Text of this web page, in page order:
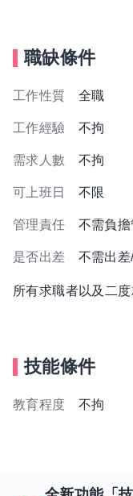
職缺條件
工作性質 全職
工作經驗 不拘
需求人數 不拘
可上班日 不限
管理責任 不需負
是否出差 不需出差
所有求職者以及二
技能條件
教育程度 不拘